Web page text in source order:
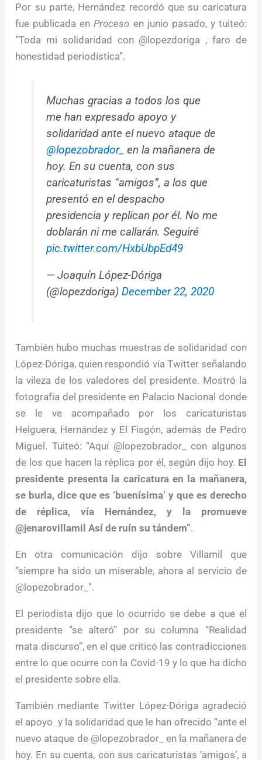
Por su parte, Hernández recordó que su caricatura
fue publicada enProceso en junio pasado, y tuiteó:
“Toda mi solidaridad con @lopezdoriga , faro de
honestidad periodística”.
Muchas gracias a todos los que
me han expresado apoyo y
solidaridad ante el nuevo ataque de
@lopezobrador_ en la mañanera de
hoy. En su cuenta, con sus
caricaturistas “amigos”, a los que
presentó en el despacho
presidencia y replican por él. No me
doblarán ni me callarán. Seguiré
pic.twitter.com/HxbUbpEd49
— Joaquín López-Dóriga
(@lopezdoriga)December 22, 2020
También hubo muchas muestras de solidaridad con
López-Dóriga, quien respondió vía Twitter señalando
la vileza de los valedores del presidente. Mostró la
fotografía del presidente en Palacio Nacional donde
se le ve acompañado por los caricaturistas
Helguera, Hernández y El Fisgón, además de Pedro
Miguel. Tuiteó: “Aquí @lopezobrador_ con algunos
de los que hacen la réplica por él, según dijo hoy. El
presidente presenta la caricatura en la mañanera,
se burla, dice que es ‘buenísima’ y que es derecho
de réplica, vía Hernández, y la promueve
@jenarovillamil Así de ruín su tándem”.
En otra comunicación dijo sobre Villamil que
“siempre ha sido un miserable, ahora al servicio de
@lopezobrador_”.
El periodista dijo que lo ocurrido se debe a que el
presidente “se alteró” por su columna “Realidad
mata discurso”, en el que criticó las contradicciones
entre lo que ocurre con la Covid-19 y lo que ha dicho
el presidente sobre ella.
También mediante Twitter López-Dóriga agradeció
el apoyo y la solidaridad que le han ofrecido “ante el
nuevo ataque de @lopezobrador_ en la mañanera de
hoy. En su cuenta, con sus caricaturistas ‘amigos’, a